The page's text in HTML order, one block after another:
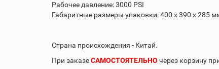
Рабочее давление: 3000 PSI
Габаритные размеры упаковки: 400 х 390 х 285
Страна происхождения - Китай.
При заказеСАМОСТОЯТЕЛЬНО через корзину